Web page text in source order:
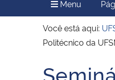
Ministério do Meio
Secretaria de Governo
Menu Menu
Você está aqui:
Politécnico da
Início do conteúdo